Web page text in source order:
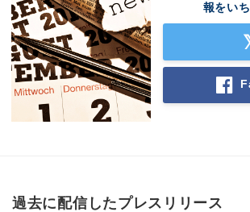
報をい
過去に配信したプレスリリース